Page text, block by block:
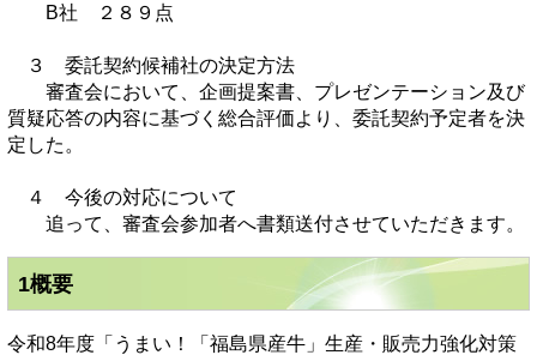
B社 ２８９点
３ 委託契約候補社の決定方法
審査会において、企画提案書、プレゼンテーション及び
質疑応答の内容に基づく総合評価より、委託契約予定者を決
定した。
４ 今後の対応について
追って、審査会参加者へ書類送付させていただきます。
1概要
令和8年度「うまい！「福島県産牛」生産・販売力強化対策